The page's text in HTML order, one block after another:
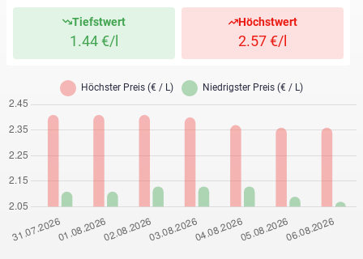
Tiefstwert
1.44 €/l
Höchstwert
2.57 €/l